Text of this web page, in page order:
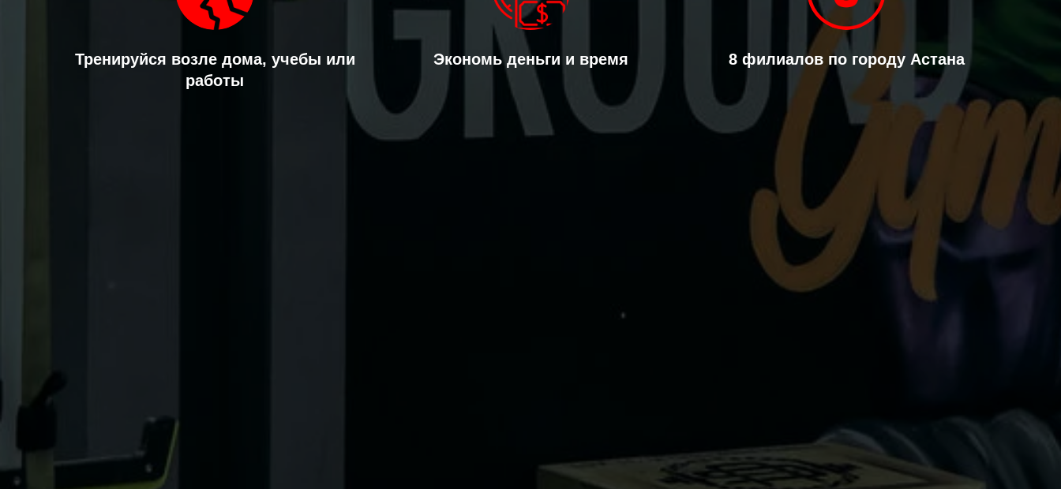
Тренируйся возле дома, учебы или
работы
Экономь деньги и время 8 филиалов по городу Астана